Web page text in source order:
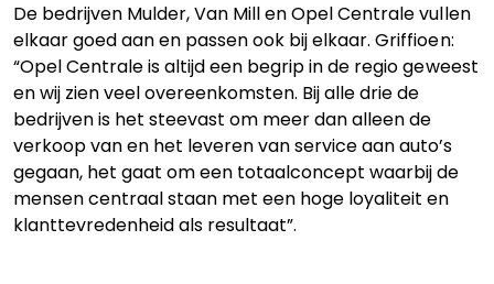
De bedrijven Mulder, Van Mill en Opel Centrale vullen
elkaar goed aan en passen ook bij elkaar. Griffioen:
“Opel Centrale is altijd een begrip in de regio geweest
en wij zien veel overeenkomsten. Bij alle drie de
bedrijven is het steevast om meer dan alleen de
verkoop van en het leveren van service aan auto’s
gegaan, het gaat om een totaalconcept waarbij de
mensen centraal staan met een hoge loyaliteit en
klanttevredenheid als resultaat”.